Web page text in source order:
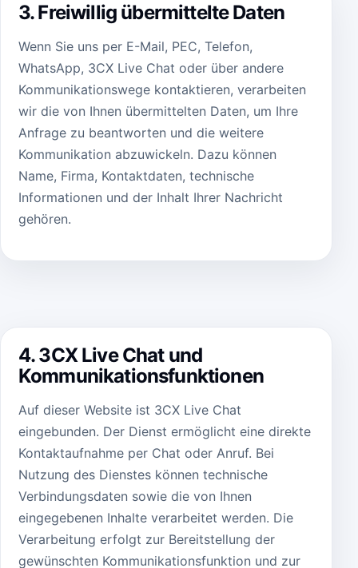
3. Freiwillig übermittelte Daten
Wenn Sie uns per E-Mail, PEC, Telefon,
WhatsApp, 3CX Live Chat oder über andere
Kommunikationswege kontaktieren, verarbeiten
wir die von Ihnen übermittelten Daten, um Ihre
Anfrage zu beantworten und die weitere
Kommunikation abzuwickeln. Dazu können
Name, Firma, Kontaktdaten, technische
Informationen und der Inhalt Ihrer Nachricht
gehören.
4. 3CX Live Chat und
Kommunikationsfunktionen
Auf dieser Website ist 3CX Live Chat
eingebunden. Der Dienst ermöglicht eine direkte
Kontaktaufnahme per Chat oder Anruf. Bei
Nutzung des Dienstes können technische
Verbindungsdaten sowie die von Ihnen
eingegebenen Inhalte verarbeitet werden. Die
Verarbeitung erfolgt zur Bereitstellung der
gewünschten Kommunikationsfunktion und zur